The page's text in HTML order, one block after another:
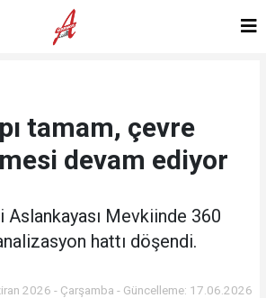
tamam, çevre
devam ediyor
Aslankayası Mevkiinde 360
hattı döşendi.
2026 - Çarşamba - Güncelleme: 17.06.2026